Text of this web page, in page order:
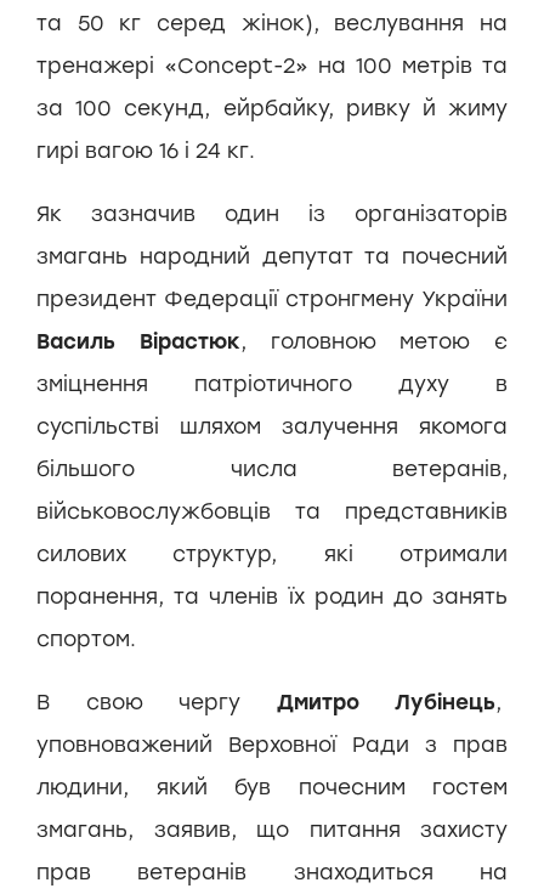
та 50 кг серед жінок), веслування на
тренажері «Concept-2» на 100 метрів та
за 100 секунд, ейрбайку, ривку й жиму
гирі вагою 16 і 24 кг.
Як зазначив один із організаторів
змагань народний депутат та почесний
президент Федерації стронгмену України
Василь Вірастюк, головною метою є
зміцнення патріотичного духу в
суспільстві шляхом залучення якомога
більшого числа ветеранів,
військовослужбовців та представників
силових структур, які отримали
поранення, та членів їх родин до занять
спортом.
В свою чергу Дмитро Лубінець,
уповноважений Верховної Ради з прав
людини, який був почесним гостем
змагань, заявив, що питання захисту
прав ветеранів знаходиться на